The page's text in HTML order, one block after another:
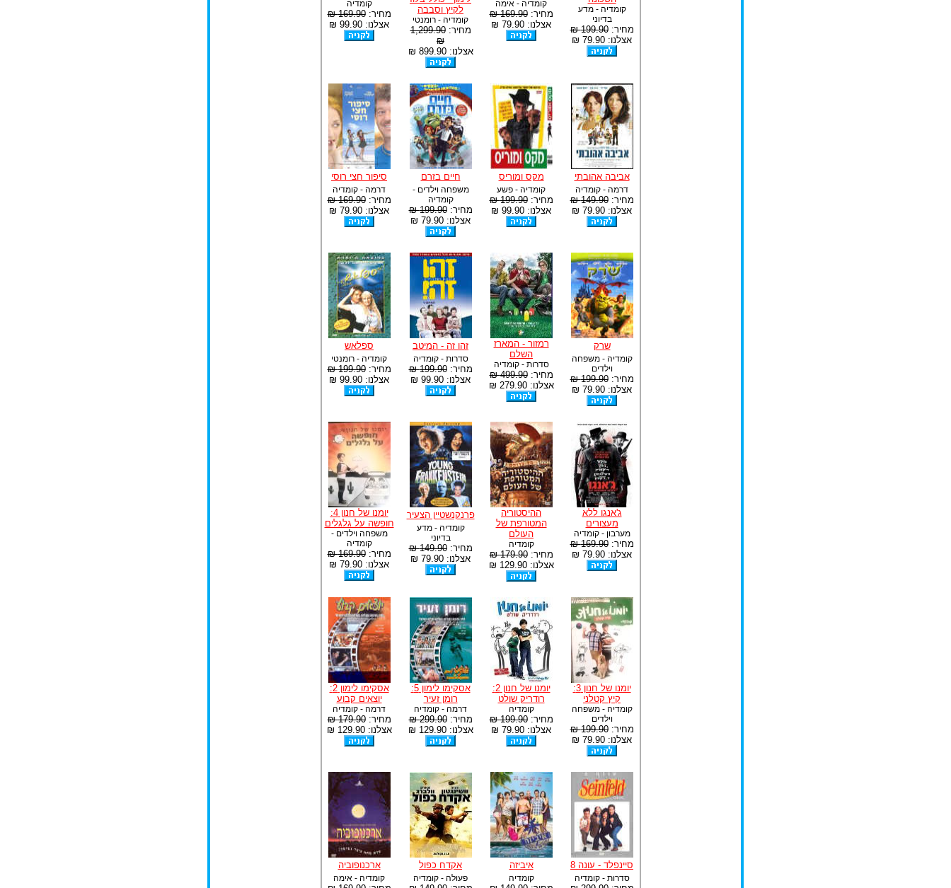
קומדיה - מדע
בדיוני
מחיר:199.90 ₪
אצלנו: 79.90 ₪
קומדיה - אימה
מחיר:169.90 ₪
אצלנו: 79.90 ₪
לקיץ וסבבה
קומדיה - רומנטי
מחיר:1,299.90
₪
אצלנו: 899.90 ₪
קומדיה
מחיר:169.90 ₪
אצלנו: 99.90 ₪
אביבה אהובתי
דרמה - קומדיה
מחיר:149.90 ₪
אצלנו: 79.90 ₪
מקס ומוריס
קומדיה - פשע
מחיר:199.90 ₪
אצלנו: 99.90 ₪
חיים בזרם
משפחה וילדים -
קומדיה
מחיר:199.90 ₪
אצלנו: 79.90 ₪
סיפור חצי רוסי
דרמה - קומדיה
מחיר:169.90 ₪
אצלנו: 79.90 ₪
שרק
קומדיה - משפחה
וילדים
מחיר:199.90 ₪
אצלנו: 79.90 ₪
רמזור - המארז
השלם
סדרות - קומדיה
מחיר:499.90 ₪
אצלנו: 279.90 ₪
זהו זה - המיטב
סדרות - קומדיה
מחיר:199.90 ₪
אצלנו: 99.90 ₪
ספלאש
קומדיה - רומנטי
מחיר:199.90 ₪
אצלנו: 99.90 ₪
ג'אנגו ללא
מעצורים
מערבון - קומדיה
מחיר:169.90 ₪
אצלנו: 79.90 ₪
ההיסטוריה
המטורפת של
העולם
קומדיה
מחיר:179.90 ₪
אצלנו: 129.90 ₪
פרנקנשטיין הצעיר
קומדיה - מדע
בדיוני
מחיר:149.90 ₪
אצלנו: 79.90 ₪
יומנו של חנון 4:
חופשה על גלגלים
משפחה וילדים -
קומדיה
מחיר:169.90 ₪
אצלנו: 79.90 ₪
יומנו של חנון 3:
קיץ קטלני
קומדיה - משפחה
וילדים
מחיר:199.90 ₪
אצלנו: 79.90 ₪
יומנו של חנון 2:
רודריק שולט
קומדיה
מחיר:199.90 ₪
אצלנו: 79.90 ₪
אסקימו לימון 5:
רומן זעיר
דרמה - קומדיה
מחיר:299.90 ₪
אצלנו: 129.90 ₪
אסקימו לימון 2:
יוצאים קבוע
דרמה - קומדיה
מחיר:179.90 ₪
אצלנו: 129.90 ₪
סיינפלד - עונה 8
סדרות - קומדיה
איביזה
קומדיה
אקדח כפול
פעולה - קומדיה
ארכנופוביה
קומדיה - אימה